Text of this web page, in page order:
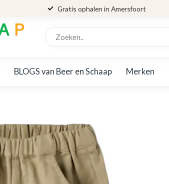
Gratis ophalen in Amersfoort
BLOGS van Beer en Schaap Merken